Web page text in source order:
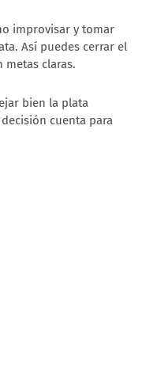
improvisar y tomar
Así puedes cerrar el
metas claras.
bien la plata
cuenta para